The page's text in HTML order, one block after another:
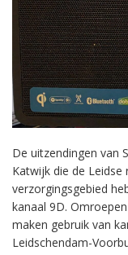
De uitzendingen van
Katwijk die de
verzorgingsgebied
kanaal 9D.
maken gebruik van
Leidschendam-